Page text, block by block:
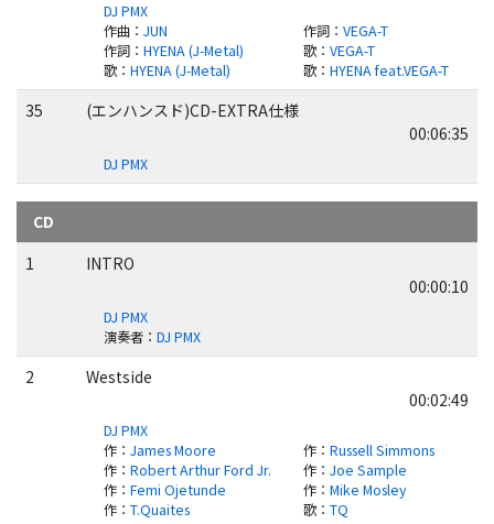
DJ PMX
作曲： JUN 作詞： VEGA-T
作詞： HYENA (J-Metal) 歌： VEGA-T
歌： HYENA (J-Metal) 歌： HYENA feat.VEGA-T
35
(エンハンスド)CD-EXTRA仕様
00:06:35
DJ PMX
CD
1
INTRO
00:00:10
DJ PMX
演奏者： DJ PMX
2
Westside
00:02:49
DJ PMX
作： James Moore 作： Russell Simmons
作： Robert Arthur Ford Jr. 作： Joe Sample
作： Femi Ojetunde 作： Mike Mosley
作： T.Quaites 歌： TQ